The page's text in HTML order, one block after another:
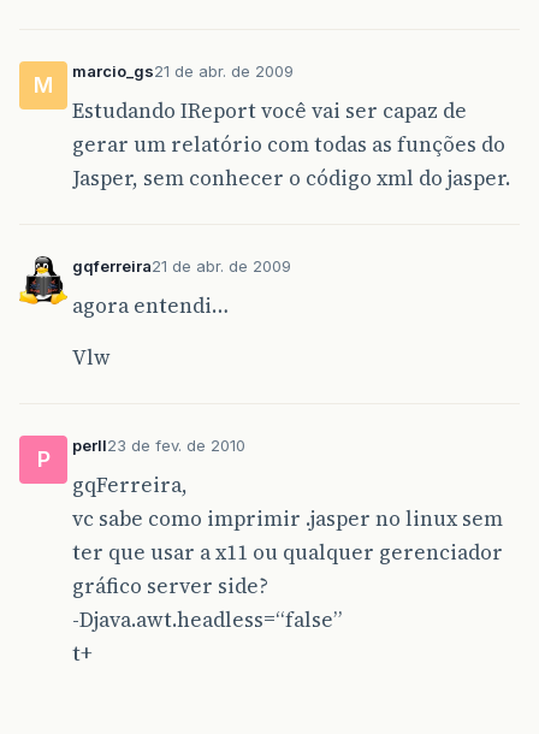
M
marcio_gs21 de abr. de 2009
Estudando IReport você vai ser capaz de
gerar um relatório com todas as funções do
Jasper, sem conhecer o código xml do jasper.
gqferreira21 de abr. de 2009
agora entendi…
Vlw
P
perll23 de fev. de 2010
gqFerreira,
vc sabe como imprimir .jasper no linux sem
ter que usar a x11 ou qualquer gerenciador
gráfico server side?
-Djava.awt.headless=“false”
t+